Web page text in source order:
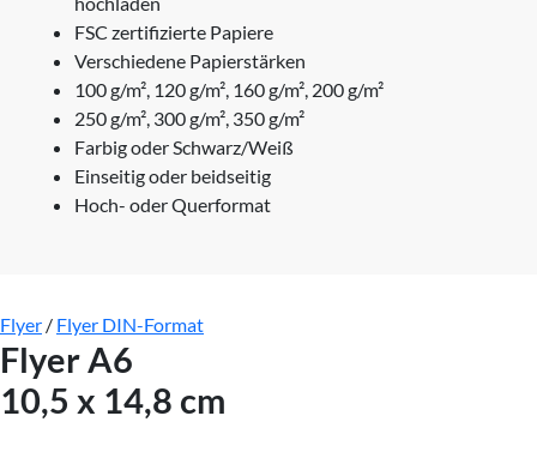
FSC zertifizierte Papiere
Verschiedene Papierstärken
100 g/m², 120 g/m², 160 g/m², 200 g/m²
250 g/m², 300 g/m², 350 g/m²
Farbig oder Schwarz/Weiß
Einseitig oder beidseitig
Hoch- oder Querformat
Flyer / Flyer DIN-Format
Flyer A6
10,5 x 14,8 cm